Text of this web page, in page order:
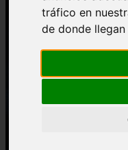
tráfico en
de donde